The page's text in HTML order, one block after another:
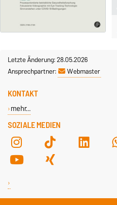
Letzte Änderung: 28.05.2026
Ansprechpartner:
Webmaster
SOZIALE MEDIEN
KONTAKT
mehr…